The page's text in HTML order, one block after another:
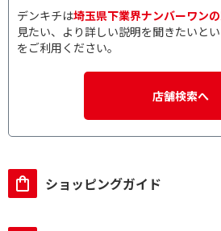
デンキチは埼玉県下業界ナンバーワン
見たい、より詳しい説明を聞きたいと
をご利用ください。
店舗検索へ
ショッピングガイド